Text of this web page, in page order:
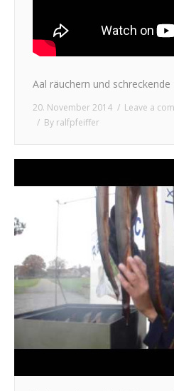
Aal räuchern und
20. November 2014 Leave a
By ralfpfeiffer